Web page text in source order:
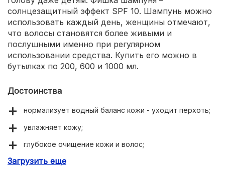
солнцезащитный эффект SPF 10. Шампунь можно
использовать каждый день, женщины отмечают,
что волосы становятся более живыми и
послушными именно при регулярном
использовании средства. Купить его можно в
бутылках по 200, 600 и 1000 мл.
Достоинства
нормализует водный баланс кожи - уходит перхоть;
увлажняет кожу;
глубокое очищение кожи и волос;
для любого типа волос, в том числе детских;
Загрузить еще